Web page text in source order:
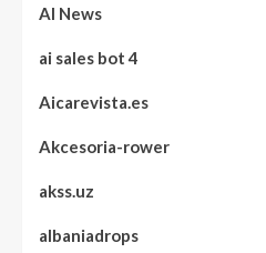
AI News
ai sales bot 4
Aicarevista.es
Akcesoria-rower
akss.uz
albaniadrops